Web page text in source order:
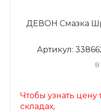
ДЕВОН Смазка
Артикул:
В
Чтобы узнать цену
складах,